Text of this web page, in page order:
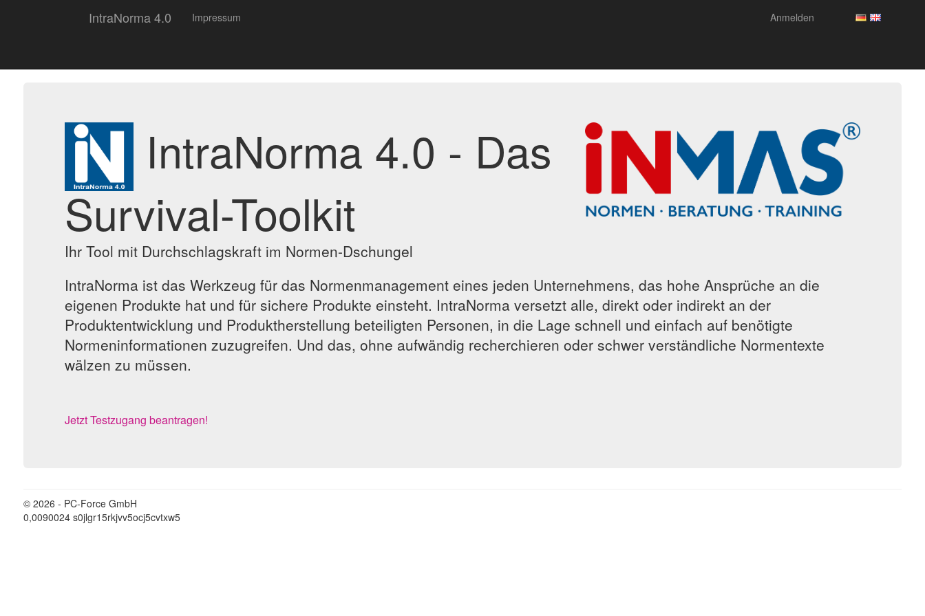
IntraNorma 4.0 Impressum Anmelden
IntraNorma 4.0 - Das
Survival-Toolkit
Ihr Tool mit Durchschlagskraft im Normen-Dschungel
IntraNorma ist das Werkzeug für das Normenmanagement eines jeden Unternehmens, das hohe Ansprüche an die
eigenen Produkte hat und für sichere Produkte einsteht. IntraNorma versetzt alle, direkt oder indirekt an der
Produktentwicklung und Produktherstellung beteiligten Personen, in die Lage schnell und einfach auf benötigte
Normeninformationen zuzugreifen. Und das, ohne aufwändig recherchieren oder schwer verständliche Normentexte
wälzen zu müssen.
Jetzt Testzugang beantragen!
© 2026 - PC-Force GmbH
0,0090024 s0jlgr15rkjvv5ocj5cvtxw5